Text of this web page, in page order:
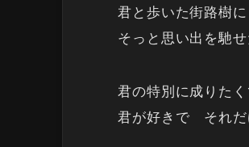
君と歩いた街路樹に
そっと思い出を馳せ
君の特別に成りたく
君が好きで それだ